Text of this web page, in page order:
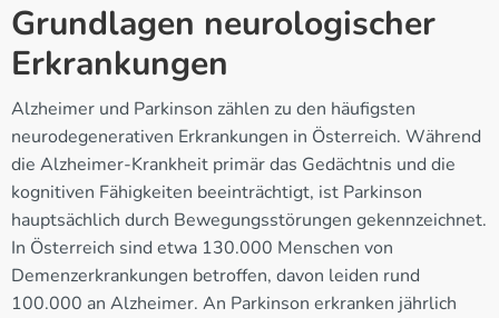
Grundlagen neurologischer
Erkrankungen
Alzheimer und Parkinson zählen zu den häufigsten
neurodegenerativen Erkrankungen in Österreich. Während
die Alzheimer-Krankheit primär das Gedächtnis und die
kognitiven Fähigkeiten beeinträchtigt, ist Parkinson
hauptsächlich durch Bewegungsstörungen gekennzeichnet.
In Österreich sind etwa 130.000 Menschen von
Demenzerkrankungen betroffen, davon leiden rund
100.000 an Alzheimer. An Parkinson erkranken jährlich